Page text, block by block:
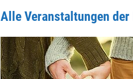
PLZ*:
Alle Veranstaltungen der